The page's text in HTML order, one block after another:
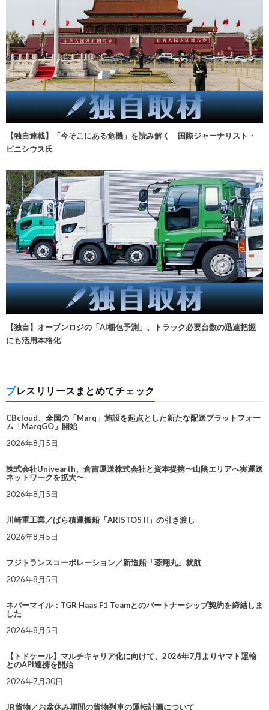
【独自連載】「今そこにある危機」を読み解く 国際ジャーナリスト・
ビニシウス氏
【独自】オープンロジの「AI梱包予測」、トラック必要台数の迅速把握
にも活用本格化
プレスリリースまとめてチェック
CBcloud、全国の「Marq」施設を起点とした新たな配送プラットフォー
ム「MarqGO」開始
2026年8月5日
株式会社Univearth、倉吉運送株式会社と資本提携〜山陰エリアへ実運送
ネットワークを拡大〜
2026年8月5日
川崎重工業／ばら積運搬船「ARISTOS II」の引き渡し
2026年8月5日
フジトランスコーポレーション／新造船「蓉翔丸」就航
2026年8月5日
ネバーマイル：TGR Haas F1 Teamとのパートナーシップ契約を締結しま
した
2026年8月5日
【トドケール】マルチキャリア化に向けて、2026年7月よりヤマト運輸
とのAPI連携を開始
2026年7月30日
JR貨物／お盆休み期間の貨物列車の運転計画について